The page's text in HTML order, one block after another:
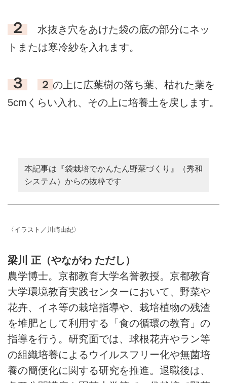
２
水抜き穴をあけた袋の底の部分にネッ
トまたは寒冷紗を入れます。
３ ２ の上に広葉樹の落ち葉、枯れた葉を
5cmくらい入れ、その上に培養土を戻します。
本記事は『袋栽培でかんたん野菜づくり』（秀和
システム）からの抜粋です
〈イラスト／川崎由紀〉
梁川 正（やながわ ただし）
農学博士。京都教育大学名誉教授。京都教育
大学環境教育実践センターにおいて、野菜や
花卉、イネ等の栽培指導や、栽培植物の残渣
を堆肥として利用する「食の循環の教育」の
指導を行う。研究面では、球根花卉やラン等
の組織培養によるウイルスフリー化や無菌培
養の簡便化に関する研究を推進。退職後は、